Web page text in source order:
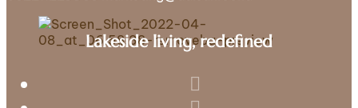
Lakeside living, redefined